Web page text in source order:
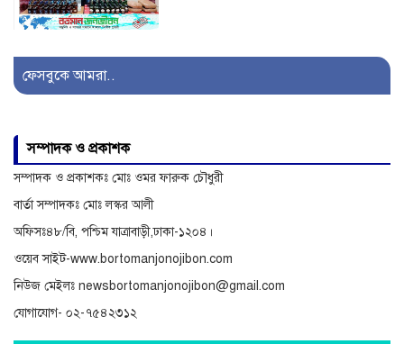
সাজেকগামী পর্যটকবাহী যানবাহন
সেনাবাহিনী
বিরুদ্ধে অনুসন্ধান
ফেসবুকে আমরা..
সম্পাদক ও প্রকাশক
সম্পাদক ও প্রকাশকঃ মোঃ ওমর ফারুক চৌধুরী
বার্তা সম্পাদকঃ মোঃ লস্কর আলী
অফিসঃ৪৮/বি, পশ্চিম যাত্রাবাড়ী,ঢাকা-১২০৪।
ওয়েব সাইট-www.bortomanjonojibon.com
নিউজ মেইলঃ newsbortomanjonojibon@gmail.com
যোগাযোগ- ০২-৭৫৪২৩১২